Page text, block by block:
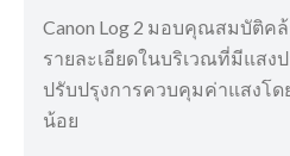
Canon Log 2 มอบคุณสมบัติค
รายละเอียดในบริเวณที่มีแสง
ปรับปรุงการควบคุมค่าแสงโด
น้อย